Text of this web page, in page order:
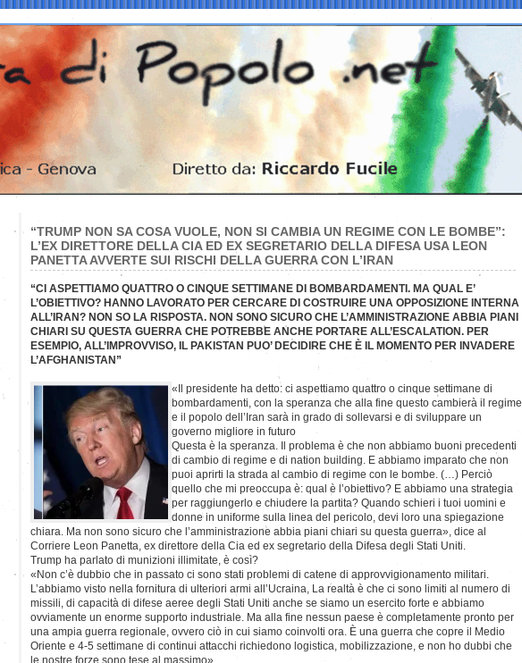
“TRUMP NON SA COSA VUOLE, NON SI CAMBIA UN REGIME CON LE BOMBE”:
L’EX DIRETTORE DELLA CIA ED EX SEGRETARIO DELLA DIFESA USA LEON
PANETTA AVVERTE SUI RISCHI DELLA GUERRA CON L’IRAN
“CI ASPETTIAMO QUATTRO O CINQUE SETTIMANE DI BOMBARDAMENTI. MA QUAL E’
L’OBIETTIVO? HANNO LAVORATO PER CERCARE DI COSTRUIRE UNA OPPOSIZIONE INTERNA
ALL’IRAN? NON SO LA RISPOSTA. NON SONO SICURO CHE L’AMMINISTRAZIONE ABBIA PIANI
CHIARI SU QUESTA GUERRA CHE POTREBBE ANCHE PORTARE ALL’ESCALATION. PER
ESEMPIO, ALL’IMPROVVISO, IL PAKISTAN PUO’ DECIDIRE CHE È IL MOMENTO PER INVADERE
L’AFGHANISTAN”
«Il presidente ha detto: ci aspettiamo quattro o cinque settimane di
bombardamenti, con la speranza che alla fine questo cambierà il regime
e il popolo dell’Iran sarà in grado di sollevarsi e di sviluppare un
governo migliore in futuro
Questa è la speranza. Il problema è che non abbiamo buoni precedenti
di cambio di regime e di nation building. E abbiamo imparato che non
puoi aprirti la strada al cambio di regime con le bombe. (…) Perciò
quello che mi preoccupa è: qual è l’obiettivo? E abbiamo una strategia
per raggiungerlo e chiudere la partita? Quando schieri i tuoi uomini e
donne in uniforme sulla linea del pericolo, devi loro una spiegazione
chiara. Ma non sono sicuro che l’amministrazione abbia piani chiari su questa guerra», dice al
Corriere Leon Panetta, ex direttore della Cia ed ex segretario della Difesa degli Stati Uniti.
Trump ha parlato di munizioni illimitate, è così?
«Non c’è dubbio che in passato ci sono stati problemi di catene di approvvigionamento militari.
L’abbiamo visto nella fornitura di ulteriori armi all’Ucraina, La realtà è che ci sono limiti al numero di
missili, di capacità di difese aeree degli Stati Uniti anche se siamo un esercito forte e abbiamo
ovviamente un enorme supporto industriale. Ma alla fine nessun paese è completamente pronto per
una ampia guerra regionale, ovvero ciò in cui siamo coinvolti ora. È una guerra che copre il Medio
Oriente e 4-5 settimane di continui attacchi richiedono logistica, mobilizzazione, e non ho dubbi che
le nostre forze sono tese al massimo».